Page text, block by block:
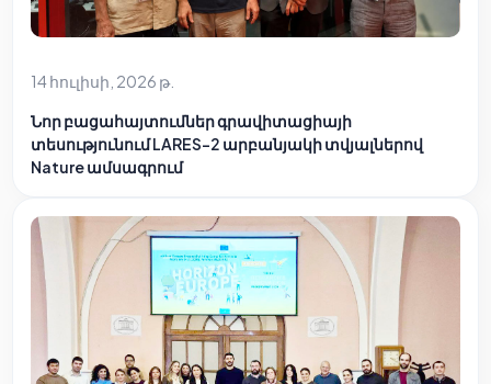
14 հուլիսի, 2026 թ.
Նոր բացահայտումներ գրավիտացիայի
տեսությունում LARES-2 արբանյակի տվյալներով
Nature ամսագրում